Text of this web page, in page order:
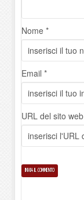
Nome *
Email *
URL del sito web